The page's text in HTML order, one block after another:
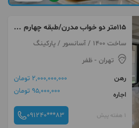
۱۱۵متر دو خواب مدرن/طبقه چهارم
بدون مشرف/ظفر
ساخت 1400 / آسانسور / پارکینگ
تهران - ظفر
رهن
2,000,000,000 تومان
اجاره
95,000,000 تومان
1 هفته پیش 091240***83